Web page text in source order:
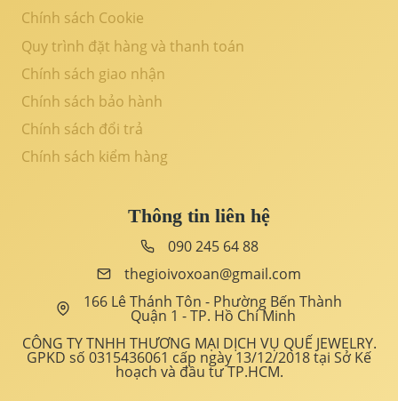
Chính sách Cookie
Quy trình đặt hàng và thanh toán
Chính sách giao nhận
Chính sách bảo hành
Chính sách đổi trả
Chính sách kiểm hàng
Thông tin liên hệ
090 245 64 88
thegioivoxoan@gmail.com
166 Lê Thánh Tôn - Phường Bến Thành
Quận 1 - TP. Hồ Chí Minh
CÔNG TY TNHH THƯƠNG MẠI DỊCH VỤ QUẾ JEWELRY.
GPKD số 0315436061 cấp ngày 13/12/2018 tại Sở Kế
hoạch và đầu tư TP.HCM.